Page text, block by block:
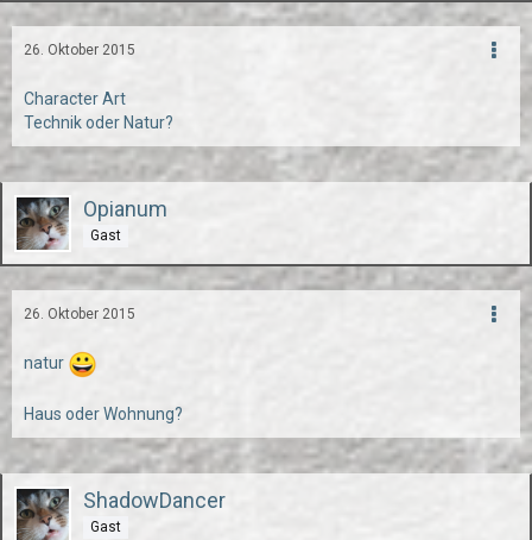
26. Oktober 2015
Character Art
Technik oder Natur?
Opianum
Gast
26. Oktober 2015
natur
Haus oder Wohnung?
ShadowDancer
Gast